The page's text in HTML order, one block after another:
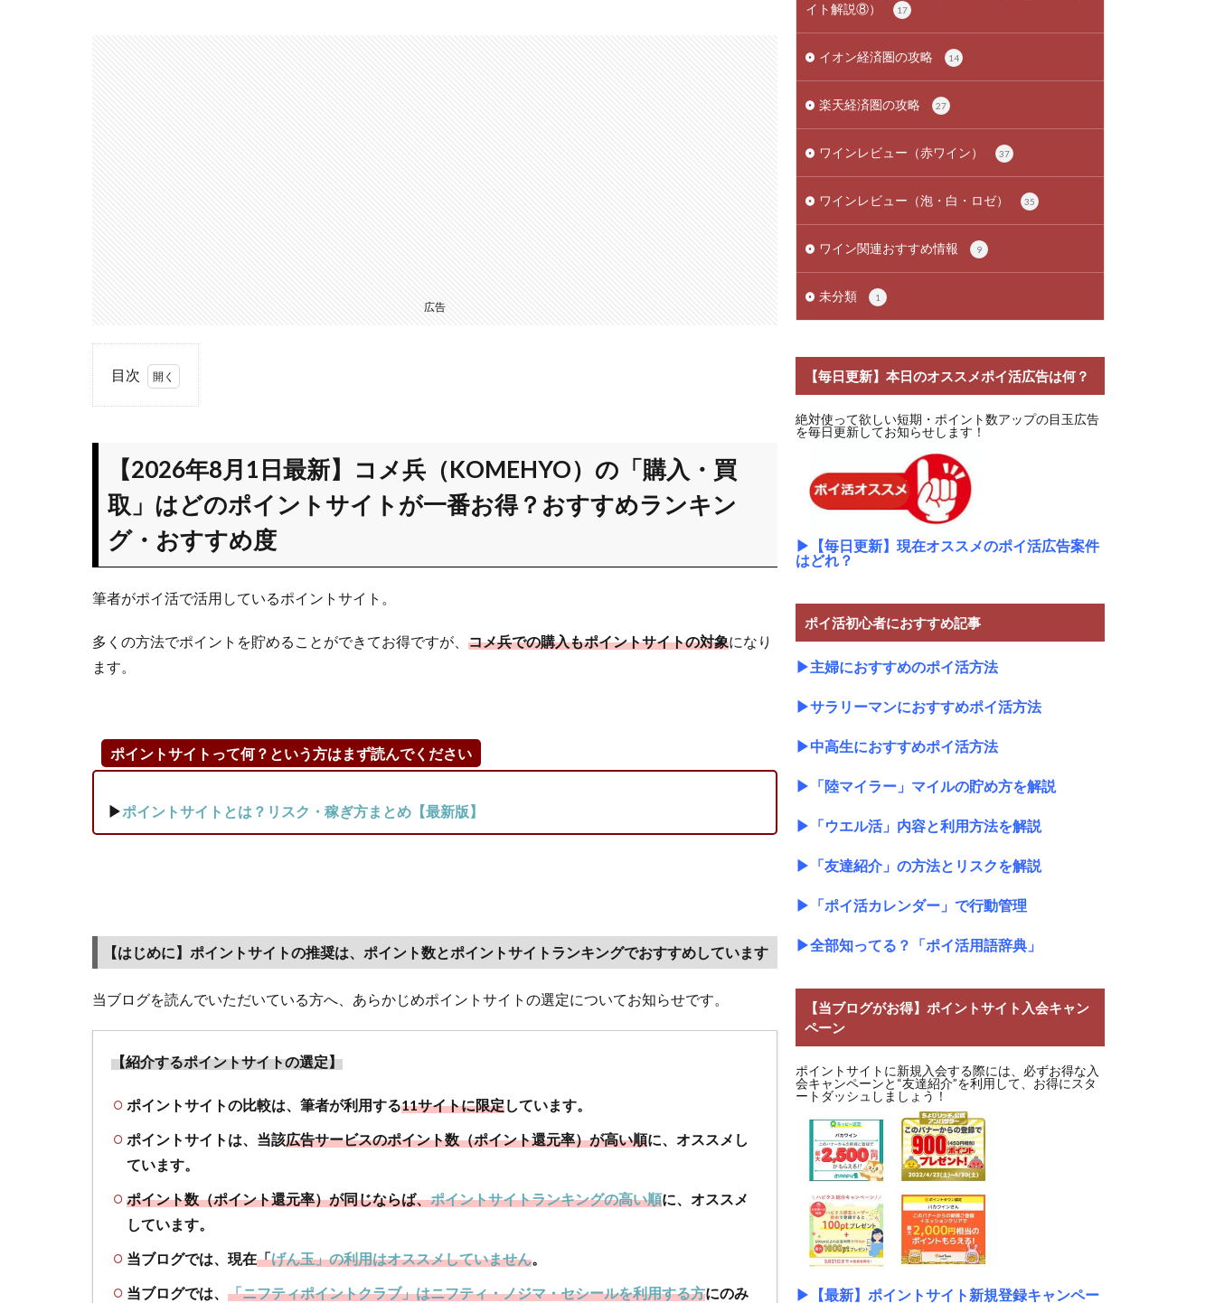
広告
目次
（KOMEHYO）
の「購入・買
取」はどのポイ
ントサイトが一
番お得？おすす
おすすめ度
1.1
じめ
ント
サイ
推奨
は、
ント
サイ
ンキ
すす
てい
ます
1.2
【ポ
ト獲
得条
【2026年8月1日最新】コメ兵（KOMEHYO）の「購入・買
取」はどのポイントサイトが一番お得？おすすめランキン
グ・おすすめ度
筆者がポイ活で活用しているポイントサイト。
多くの方法でポイントを貯めることができてお得ですが、 コメ兵での購入もポイントサイトの対象になり
ます。
ポイントサイトって何？という方はまず読んでください
▶ポイントサイトとは？リスク・稼ぎ方まとめ【最新版】
【はじめに】ポイントサイトの推奨は、ポイント数とポイントサイトランキングでおすすめしています
当ブログを読んでいただいている方へ、あらかじめポイントサイトの選定についてお知らせです。
【紹介するポイントサイトの選定】
ポイントサイトの比較は、筆者が利用する11サイトに限定しています。
ポイントサイトは、当該広告サービスのポイント数（ポイント還元率）が高い順に、オススメし
ています。
ポイント数（ポイント還元率）が同じならば、ポイントサイトランキングの高い順に、オススメ
しています。
当ブログでは、現在「げん玉」の利用はオススメしていません。
当ブログでは、 「ニフティポイントクラブ」はニフティ・ノジマ・セシールを利用する方にのみ
イト解説⑧）
17
イオン経済圏の攻略 14
楽天経済圏の攻略 27
ワインレビュー（赤ワイン） 37
ワインレビュー（泡・白・ロゼ） 35
ワイン関連おすすめ情報 9
未分類 1
【毎日更新】本日のオススメポイ活広告は何？
絶対使って欲しい短期・ポイント数アップの目玉広告
を毎日更新してお知らせします！
▶
【毎日更新】現在オススメのポイ活広告案件
はどれ？
ポイ活初心者におすすめ記事
▶主婦におすすめのポイ活方法
▶サラリーマンにおすすめポイ活方法
▶中高生におすすめポイ活方法
▶ 「陸マイラー」マイルの貯め方を解説
▶ 「ウエル活」内容と利用方法を解説
▶ 「友達紹介」の方法とリスクを解説
▶ 「ポイ活カレンダー」で行動管理
▶全部知ってる？「ポイ活用語辞典」
【当ブログがお得】ポイントサイト入会キャン
ペーン
ポイントサイトに新規入会する際には、必ずお得な入
会キャンペーンと“友達紹介”を利用して、お得にスタ
ートダッシュしましょう！
▶
【最新】ポイントサイト新規登録キャンペー